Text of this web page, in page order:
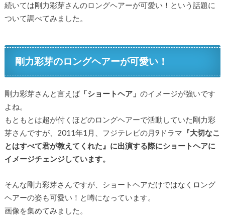
続いては剛力彩芽さんのロングヘアーが可愛い！という話題に
ついて調べてみました。
剛力彩芽のロングヘアーが可愛い！
剛力彩芽さんと言えば「ショートヘア」 のイメージが強いです
よね。
もともとは超が付くほどのロングヘアーで活動していた剛力彩
芽さんですが、2011年1月、フジテレビの月9ドラマ 『大切なこ
とはすべて君が教えてくれた』に出演する際にショートヘアに
イメージチェンジしています。
そんな剛力彩芽さんですが、ショートヘアだけではなくロング
ヘアーの姿も可愛い！と噂になっています。
画像を集めてみました。